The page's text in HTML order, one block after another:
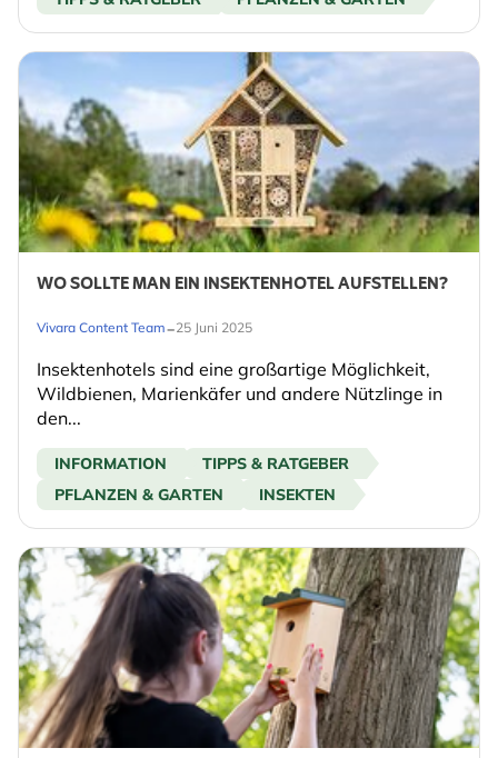
WO SOLLTE MAN EIN INSEKTENHOTEL AUFSTELLEN?
Vivara Content Team-25 Juni 2025
Insektenhotels sind eine großartige Möglichkeit,
Wildbienen, Marienkäfer und andere Nützlinge in
den...
INFORMATION
TIPPS & RATGEBER
PFLANZEN & GARTEN
INSEKTEN